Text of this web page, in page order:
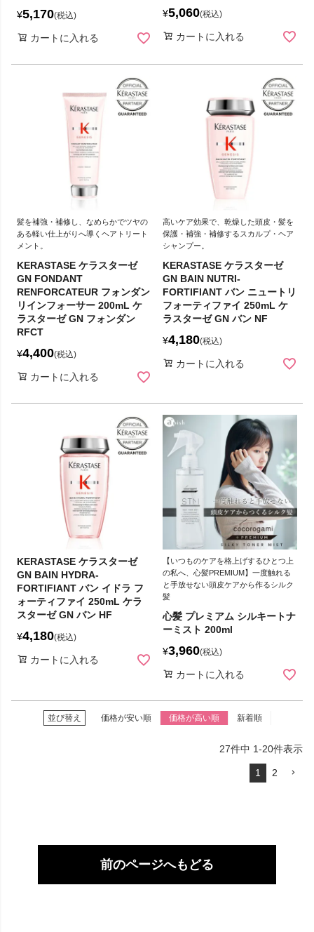
¥5,170 税込
カートに入れる
¥5,060 税込
カートに入れる
髪を補強・補修し、なめらかでツヤの
ある軽い仕上がりへ導くヘアトリート
メント。
KERASTASE ケラスターゼ
GN FONDANT
RENFORCATEUR フォンダン
リインフォーサー 200mL ケ
ラスターゼ GN フォンダン
RFCT
¥4,400 税込
カートに入れる
高いケア効果で、乾燥した頭皮・髪を
保護・補強・補修するスカルプ・ヘア
シャンプー。
KERASTASE ケラスターゼ
GN BAIN NUTRI-
FORTIFIANT バン ニュートリ
フォーティファイ 250mL ケ
ラスターゼ GN バン NF
¥4,180 税込
カートに入れる
KERASTASE ケラスターゼ
GN BAIN HYDRA-
FORTIFIANT バン イドラ フ
ォーティファイ 250mL ケラ
スターゼ GN バン HF
¥4,180 税込
カートに入れる
【いつものケアを格上げするひとつ上
の私へ、心髪PREMIUM】一度触れる
と手放せない頭皮ケアから作るシルク
髪
心髪 プレミアム シルキートナ
ーミスト 200ml
¥3,960 税込
カートに入れる
並び替え 価格が安い順 価格が高い順 新着順
27件中 1-20件表示
1 2
前のページへもどる